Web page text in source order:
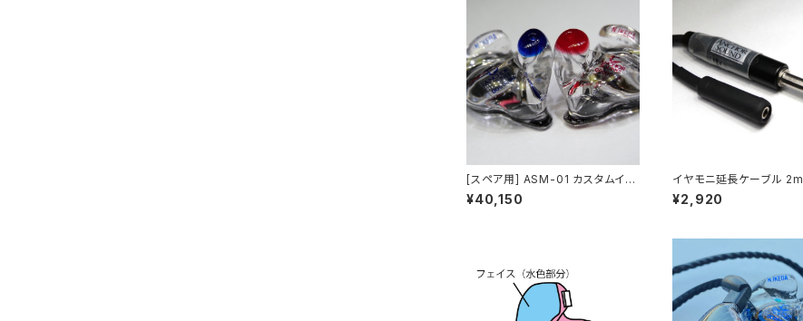
[スペア用] ASM-01 カスタムイン
イヤーモニター
¥40,150
イヤモニ延長ケーブル 2m
¥2,920